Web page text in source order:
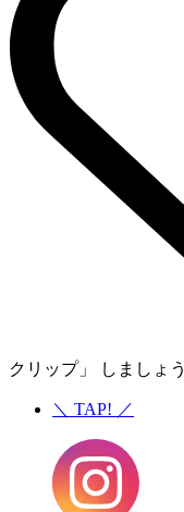
クリップ」 しましょう
＼ TAP! ／